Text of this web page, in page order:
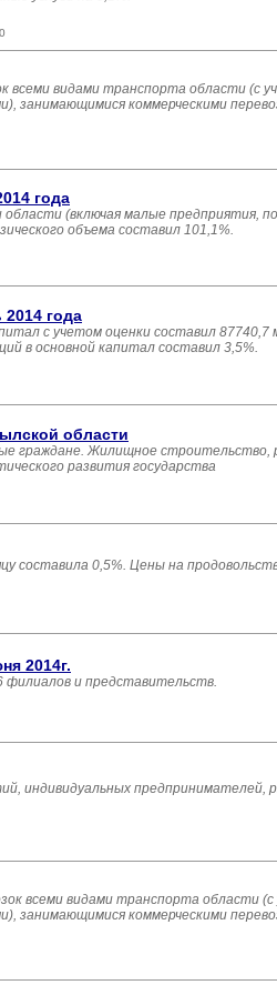
всеми видами транспорта области
занимающимися коммерческими
года
(включая малые предприятия,
объема составил 101,1%.
года
с учетом оценки составил
в основной капитал составил 3,5%.
области
граждане. Жилищное строительство,
развития государства
составила 0,5%. Цены на
2014г.
филиалов и представительств.
индивидуальных предпринимателей,
всеми видами транспорта области
занимающимися коммерческими